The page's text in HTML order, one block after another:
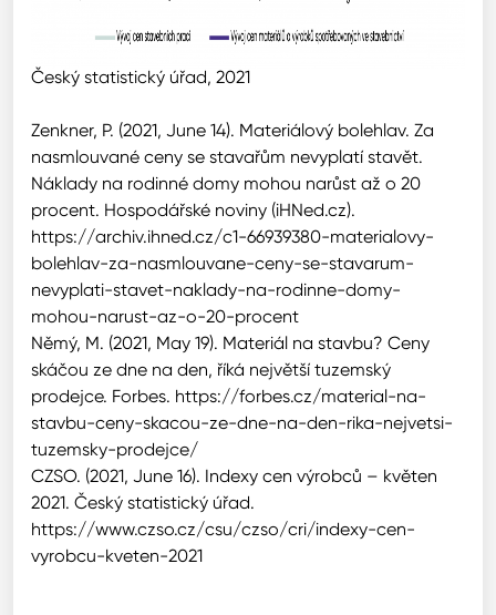
Český statistický úřad, 2021
Zenkner, P. (2021, June 14). Materiálový bolehlav. Za
nasmlouvané ceny se stavařům nevyplatí stavět.
Náklady na rodinné domy mohou narůst až o 20
procent. Hospodářské noviny (iHNed.cz).
https://archiv.ihned.cz/c1-66939380-materialovy-
bolehlav-za-nasmlouvane-ceny-se-stavarum-
nevyplati-stavet-naklady-na-rodinne-domy-
mohou-narust-az-o-20-procent
Němý, M. (2021, May 19). Materiál na stavbu? Ceny
skáčou ze dne na den, říká největší tuzemský
prodejce. Forbes. https://forbes.cz/material-na-
stavbu-ceny-skacou-ze-dne-na-den-rika-nejvetsi-
tuzemsky-prodejce/
CZSO. (2021, June 16). Indexy cen výrobců – květen
2021. Český statistický úřad.
https://www.czso.cz/csu/czso/cri/indexy-cen-
vyrobcu-kveten-2021